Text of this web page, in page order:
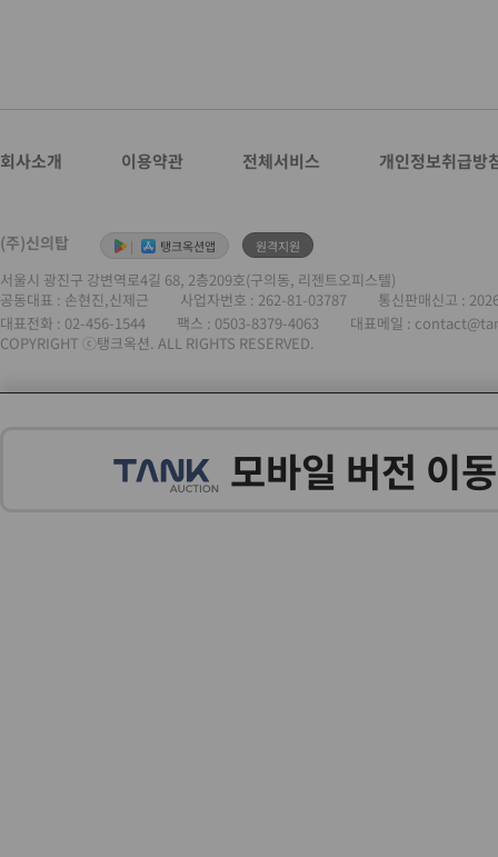
회사소개 이용약관 전체서비스 개인정보취급방
(주)신의탑 | 탱크옥션앱 원격지원
서울시 광진구 강변역로4길 68, 2층209호(구의동, 리젠트오피스텔)
공동대표 : 손현진,신제근
사업자번호 : 262-81-03787
통신판매신고 :
대표전화 : 02-456-1544 팩스 : 0503-8379-4063
대표메일 :
COPYRIGHT ⓒ탱크옥션. ALL RIGHTS RESERVED.
모바일 버전 이동